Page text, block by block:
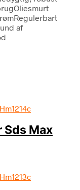
af
Sds Max